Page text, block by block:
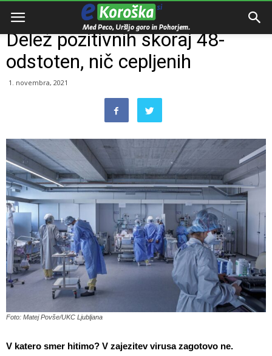
Domov
Delež pozitivnih skoraj 48-
odstoten, nič cepljenih
1. novembra, 2021
Foto: Matej Povše/UKC Ljubljana
V katero smer hitimo? V zajezitev virusa zagotovo ne.